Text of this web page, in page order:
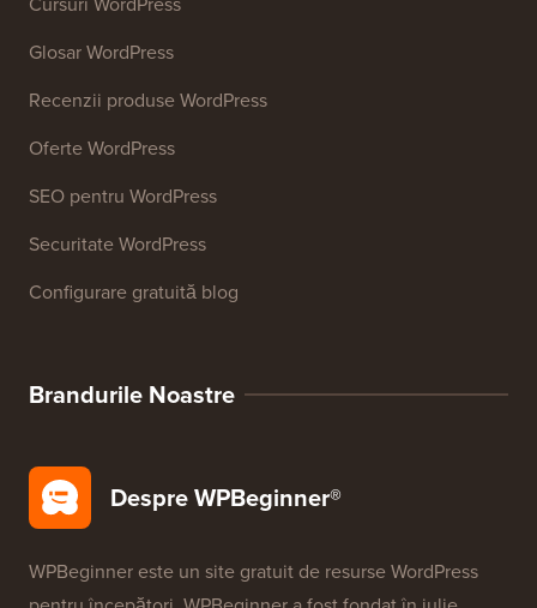
Generator de semnături de email
Peste 27 de instrumente gratuite pentru afaceri
Resurse
Cursuri WordPress
Glosar WordPress
Recenzii produse WordPress
SEO pentru WordPress
Configurare gratuită blog
Brandurile Noastre